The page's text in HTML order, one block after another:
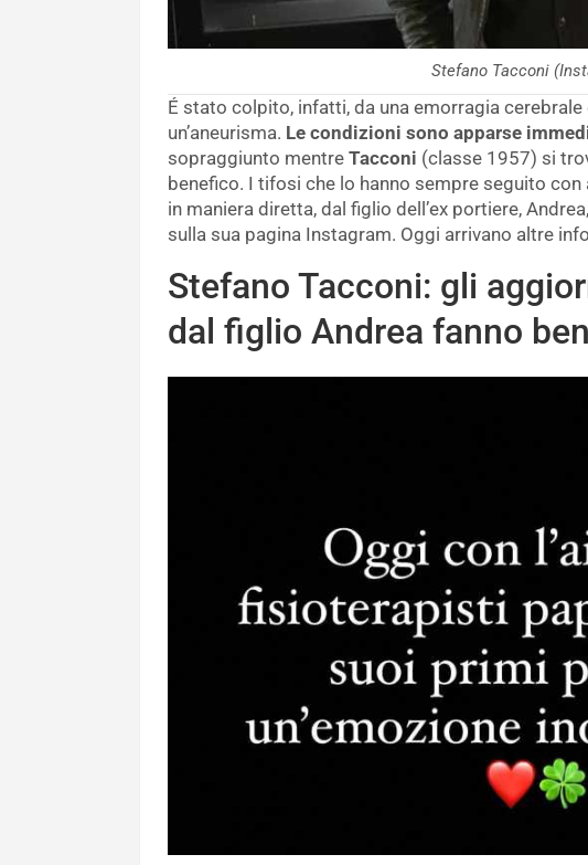
Stefano Tacconi
É stato colpito, infatti, da una emorragia
un’aneurisma. Le condizioni sono apparse
sopraggiunto mentre Tacconi (classe 1957) si
benefico. I tifosi che lo hanno sempre seguito
in maniera diretta, dal figlio dell’ex portiere,
sulla sua pagina Instagram. Oggi arrivano altre
Stefano Tacconi: gli
dal figlio Andrea fanno